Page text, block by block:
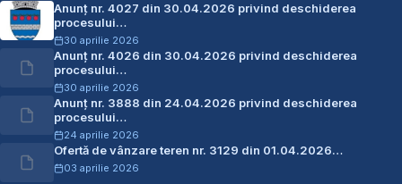
Anunț nr. 4027 din 30.04.2026 privind deschiderea
procesului…
30 aprilie 2026
Anunț nr. 4026 din 30.04.2026 privind deschiderea
procesului…
30 aprilie 2026
Anunț nr. 3888 din 24.04.2026 privind deschiderea
procesului…
24 aprilie 2026
Ofertă de vânzare teren nr. 3129 din 01.04.2026…
03 aprilie 2026